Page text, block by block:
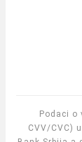
Podaci
CVV/CVC)